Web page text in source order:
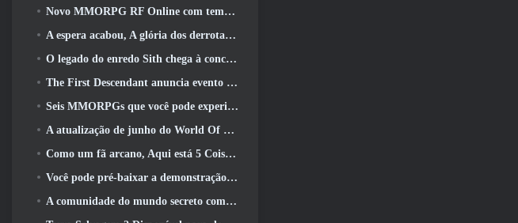
Novo MMORPG RF Online com tema Mech da Netmarble será lançado globalmente
A espera acabou, A glória dos derrotados voltou
O legado do enredo Sith chega à conclusão hoje na última atualização do SWTOR
The First Descendant anuncia evento de colaboração EVANGELION
Seis MMORPGs que você pode experimentar durante o Steam Next Fest
A atualização de junho do World Of Warships comemora o Dia da Independência dos EUA com uma nova campanha narrativa
Como um fã arcano, Aqui está 5 Coisas que quero ver do MMO Riot
Você pode pré-baixar a demonstração do Steam Next Fest de Embers Of The Uncrowned Tomorrow
A comunidade do mundo secreto comemora o 14º aniversário com um mistério que eles devem resolver juntos